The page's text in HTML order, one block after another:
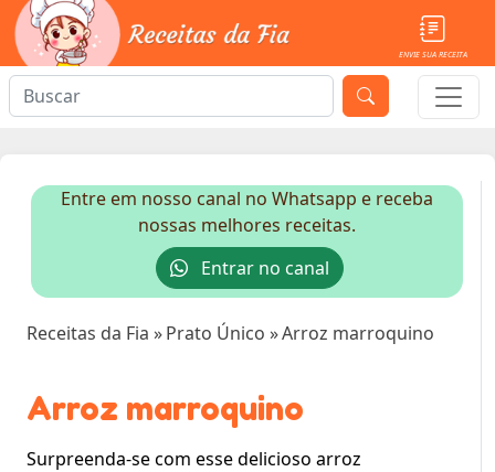
ENVIE SUA RECEITA
Entre em nosso canal no Whatsapp e receba
nossas melhores receitas.
Entrar no canal
Receitas da Fia »Prato Único »Arroz marroquino
Arroz marroquino
Surpreenda-se com esse delicioso arroz